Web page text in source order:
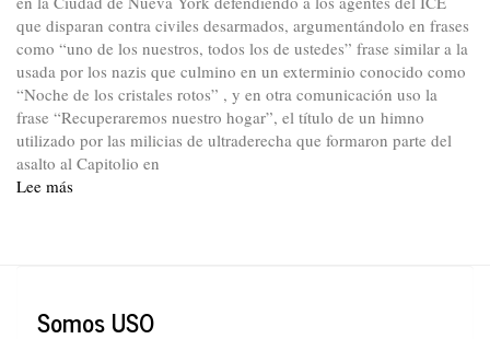
que disparan contra civiles desarmados, argumentándolo en frases
como “uno de los nuestros, todos los de ustedes” frase similar a la
usada por los nazis que culmino en un exterminio conocido como
“Noche de los cristales rotos” , y en otra comunicación uso la
frase “Recuperaremos nuestro hogar”, el título de un himno
utilizado por las milicias de ultraderecha que formaron parte del
asalto al Capitolio en
Lee más
del
Somos USO